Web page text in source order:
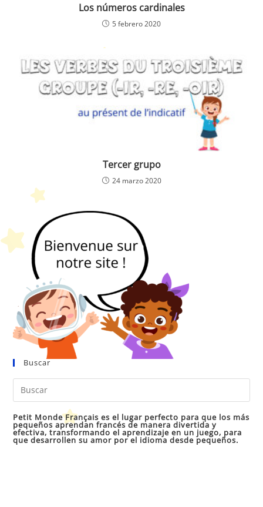
Los números cardinales
5 febrero 2020
Tercer grupo
24 marzo 2020
Buscar
Petit Monde Français es el lugar perfecto para que los más
pequeños aprendan francés de manera divertida y
efectiva, transformando el aprendizaje en un juego, para
que desarrollen su amor por el idioma desde pequeños.